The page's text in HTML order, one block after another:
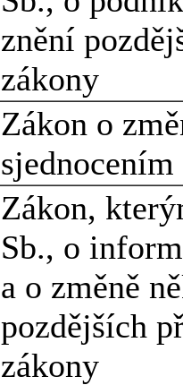
znění
zákony
Zákon o
Zákon,
Sb., o
a o změně
pozdějších
zákony